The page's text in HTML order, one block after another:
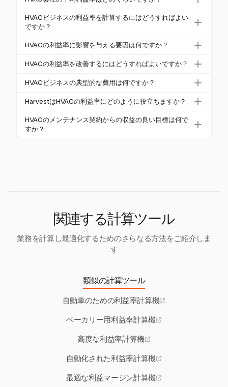
HVAC会社の平均粗利益率は30%から40%の範囲で、
平均純利益率は約8%です。トップパフォーマーは1
HVACビジネスの利益率を計算するにはどうすればよい
ですか？
利益率を計算するには、まず総収益を特定し、次に
す。最後に、すべての運営費用を差し引いて純利益
HVACの利益率に影響を与える要因は何ですか？
主な要因には、労働コスト、設備や部品のマーク
率的に管理することで、収益性に大きな影響を与え
HVACの利益率を改善するにはどうすればよいですか？
利益率を改善するには、価格モデルの最適化、不要
る必要があります。Harvestのツールは、これらの要
HVACビジネスの典型的な費用は何ですか？
一般的な費用には、労働、材料、オフィススタッフ
含まれます。これらのコストを管理することは、収
益性にとって重要です。
HarvestはHVACの利益率にどのように役立ちますか？
Harvestはプロジェクトの予算と費用を追跡し、コス
ト管理や価格戦略に関するインサイトを提供して利
HVACのメンテナンス契約からの収益の良い目標は何で
すか？
関連する計算ツール
業務を計算し最適化するためのさらなる方法をご紹介しま
す
類似の計算ツール
自動車のための利益率計算機
ベーカリー用利益率計算機
高度な利益率計算機
自動化された利益率計算機
最適な利益マージン計算機